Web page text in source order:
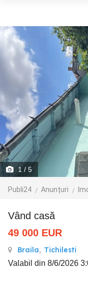
1 / 5
Publi24 Anunțuri
Vând casă
49 000 EUR
Braila, Tichilesti
Valabil din 8/6/2026